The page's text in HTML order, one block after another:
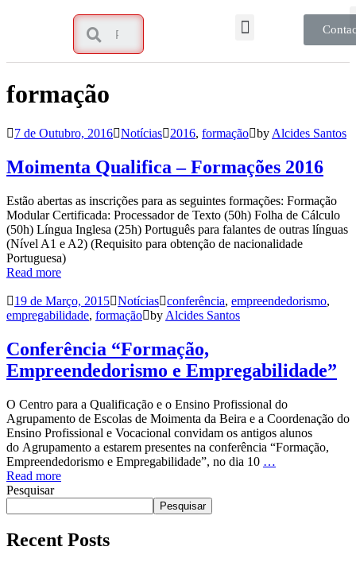
formação
7 de Outubro, 2016 Notícias 2016, formação by Alcides Santos
Moimenta Qualifica – Formações 2016
Estão abertas as inscrições para as seguintes formações: Formação
Modular Certificada: Processador de Texto (50h) Folha de Cálculo
(50h) Língua Inglesa (25h) Português para falantes de outras línguas
(Nível A1 e A2) (Requisito para obtenção de nacionalidade
Portuguesa)
Read more
19 de Março, 2015 Notícias conferência, empreendedorismo,
empregabilidade, formação by Alcides Santos
Conferência “Formação,
Empreendedorismo e Empregabilidade”
O Centro para a Qualificação e o Ensino Profissional do
Agrupamento de Escolas de Moimenta da Beira e a Coordenação do
Ensino Profissional e Vocacional convidam os antigos alunos
do Agrupamento a estarem presentes na conferência “Formação,
Empreendedorismo e Empregabilidade”, no dia 10 …
Read more
Pesquisar
Pesquisar
Recent Posts